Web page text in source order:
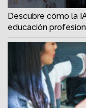
Descubre cómo la
educación